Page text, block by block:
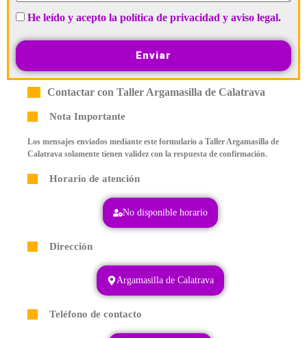
He leído y acepto la política de privacidad y aviso legal.
Enviar
Contactar con Taller Argamasilla de Calatrava
Nota Importante
Los mensajes enviados mediante este formulario a Taller Argamasilla de
Calatrava solamente tienen validez con la respuesta de confirmación.
Horario de atención
No disponible horario
Dirección
Argamasilla de Calatrava
Teléfono de contacto